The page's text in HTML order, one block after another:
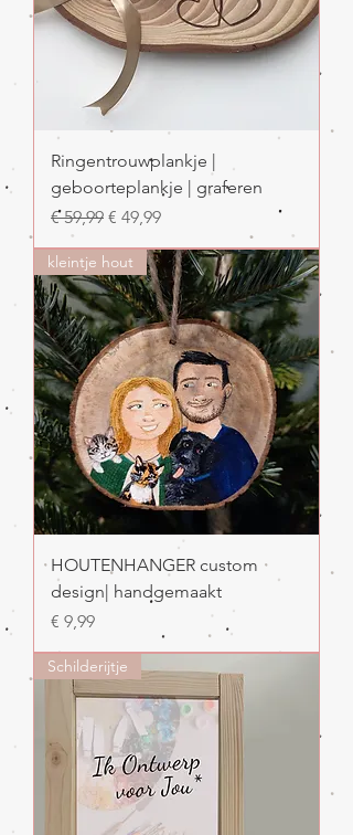
Ringentrouwplankje |
geboorteplankje | graferen
Normale prijs
€ 59,99 Verkoopprijs
€ 49,99
kleintje hout
HOUTENHANGER custom
design| handgemaakt
Prijs
€ 9,99
Schilderijtje